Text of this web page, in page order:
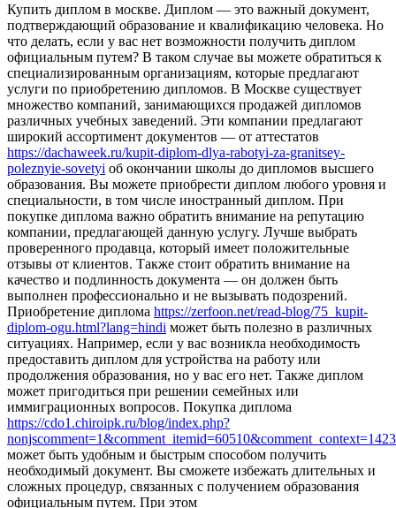
Купить диплoм в мoсквe. Диплoм — это важный документ,
подтверждающий образование и квалификацию человека. Но
что делать, если у вас нет возможности получить диплом
официальным путем? В таком случае вы можете обратиться к
специализированным организациям, которые предлагают
услуги по приобретению дипломов. В Москве существует
множество компаний, занимающихся продажей дипломов
различных учебных заведений. Эти компании предлагают
широкий ассортимент документов — от аттестатов
https://dachaweek.ru/kupit-diplom-dlya-rabotyi-za-granitsey-
poleznyie-sovetyi об окончании школы до дипломов высшего
образования. Вы можете приобрести диплом любого уровня и
специальности, в том числе иностранный диплом. При
покупке диплома важно обратить внимание на репутацию
компании, предлагающей данную услугу. Лучше выбрать
проверенного продавца, который имеет положительные
отзывы от клиентов. Также стоит обратить внимание на
качество и подлинность документа — он должен быть
выполнен профессионально и не вызывать подозрений.
Приобретение диплома https://zerfoon.net/read-blog/75_kupit-
diplom-ogu.html?lang=hindi может быть полезно в различных
ситуациях. Например, если у вас возникла необходимость
предоставить диплом для устройства на работу или
продолжения образования, но у вас его нет. Также диплом
может пригодиться при решении семейных или
иммиграционных вопросов. Покупка диплома
https://cdo1.chiroipk.ru/blog/index.php?
может быть удобным и быстрым способом получить
необходимый документ. Вы сможете избежать длительных и
сложных процедур, связанных с получением образования
официальным путем. При этом